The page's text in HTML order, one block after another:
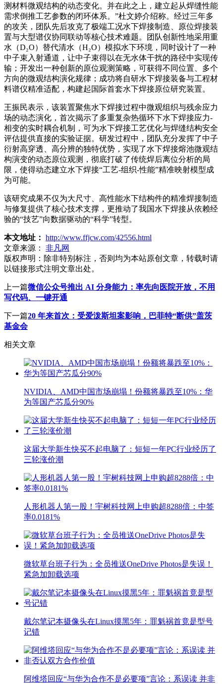
测材料微观结构的动态变化。并在此之上，建立起从焊缝性能
需求倒推工艺参数的闭环体系。”杜文婷介绍称。经过三年多
的攻关，团队先后攻克了极端工况水下焊接制造、原位焊接装
置与大型谱仪协同联动等核心技术难题。团队创新性地采用重
水（D₂O）替代清水（H₂O）模拟水下环境，同时设计了一种
中子束入射通道，让中子束得以在无水体干扰的路径中实现传
输；开发出一种创新的原位观测策略，可获得不同位置、多个
方向的微观结构演化规律；成功将自研水下焊接装备与工程材
料谱仪精准适配，构建起国际首套水下焊接原位研究装置。
王振民表示，该装置聚焦水下焊接过程中微观组织与残余应力
场的动态演化，首次揭示了多重复杂热循环下水下焊接应力-
相变的实时耦合机制，可为水下焊接工艺优化与焊缝结构安全
评估提供直接的实验证据。研发过程中，团队充分发挥了中子
衍射高穿透、高分辨的独特优势，实现了水下焊接熔池微观结
构演变的动态原位观测，彻底打破了传统焊后离位分析的局
限，使得动态建立水下焊接“工艺-组织-性能”精准映射模型成
为可能。
该研究成果不仅为大尺寸、高性能水下结构件的精准焊接制造
与修复提供了核心技术支撑，更推动了我国水下焊接从依赖经
验的“技艺”向数据驱动的“科学”转型。
本文地址： http://www.ffjcw.com/42556.html
文章来源：
非凡网
版权声明： 除非特别标注，否则均为本站原创文章，转载时请
以链接形式注明文章出处。
上一篇微信公众号推出 AI 分身能力：率先向医院开放，不用
写代码、一键开通
下一篇20 年来首次：受爱泼斯坦案影响，巴菲特“断供”盖茨
基金会
相关文章
NVIDIA、AMD中国市场崩塌！份额将暴跌至10%：华
为等国产芯瓜分90%
这届大学新生快买不起电脑了：短短一年PC行业经历了
三轮涨价潮
人形机器人第一股！宇树科技网上申购超8288倍：中签
率0.0181%
微软草台班子行为：全员推送OneDrive Photos是失误！
紧急加卸载选项
戴尔笔记本摄像头在Linux摸黑5年：罪魁祸首竟是型号
记错
阿维塔回应“与华为合作不是必要项”言论：系误读 并非